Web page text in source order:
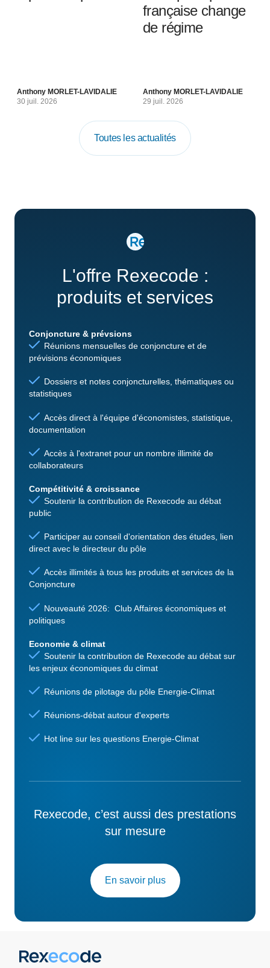
Anthony MORLET-LAVIDALIE
30 juil. 2026
française change
de régime
Anthony MORLET-LAVIDALIE
29 juil. 2026
Toutes les actualités
L'offre Rexecode :
produits et services
Conjoncture & prévsions
Réunions mensuelles de conjoncture et de
prévisions économiques
Dossiers et notes conjoncturelles, thématiques ou
statistiques
Accès direct à l'équipe d'économistes, statistique,
documentation
Accès à l'extranet pour un nombre illimité de
collaborateurs
Compétitivité & croissance
Soutenir la contribution de Rexecode au débat
public
Participer au conseil d'orientation des études, lien
direct avec le directeur du pôle
Accès illimités à tous les produits et services de la
Conjoncture
Nouveauté 2026: Club Affaires économiques et
politiques
Economie & climat
Soutenir la contribution de Rexecode au débat sur
les enjeux économiques du climat
Réunions de pilotage du pôle Energie-Climat
Réunions-débat autour d'experts
Hot line sur les questions Energie-Climat
Rexecode, c’est aussi des prestations
sur mesure
En savoir plus